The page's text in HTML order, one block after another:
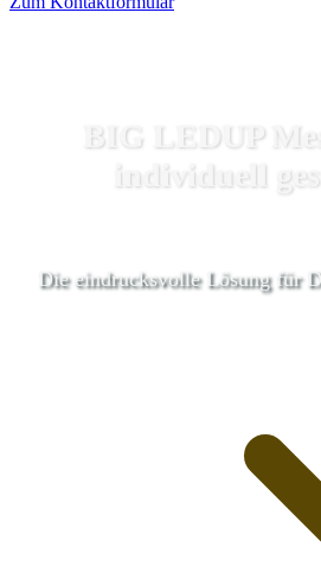
BIG LEDUP
individuell
Die eindrucksvolle Lösung für